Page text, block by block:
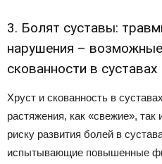
3. Болят суставы:
нарушения –
скованности в суставах
Хруст и скованность в
растяжения, как «свежие»,
риску развития болей в
испытывающие повышенные